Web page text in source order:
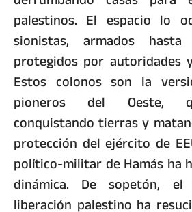
palestinos. El espacio lo
sionistas, armados
protegidos por autoridades
Estos colonos son la
pioneros del Oeste,
conquistando tierras y
protección del ejército de
político-militar de Hamás ha
dinámica. De sopetón,
liberación palestino ha